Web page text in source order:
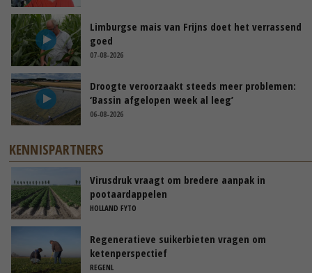
Limburgse mais van Frijns doet het verrassend
goed
07-08-2026
Droogte veroorzaakt steeds meer problemen:
‘Bassin afgelopen week al leeg’
06-08-2026
KENNISPARTNERS
Virusdruk vraagt om bredere aanpak in
pootaardappelen
HOLLAND FYTO
Regeneratieve suikerbieten vragen om
ketenperspectief
REGENL